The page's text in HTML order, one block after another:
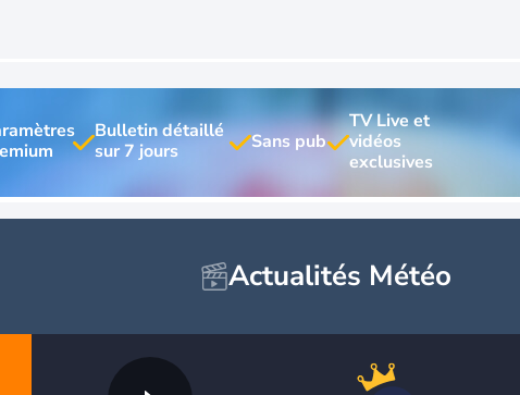
Bulletin détaillé
TV Live et
vidéos
Actualités Météo